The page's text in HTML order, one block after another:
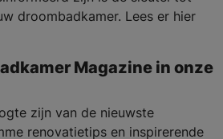
droombadkamer. Lees er hier
Magazine in onze
zijn van de nieuwste
renovatietips en inspirerende